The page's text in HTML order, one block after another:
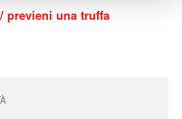
previeni una truffa